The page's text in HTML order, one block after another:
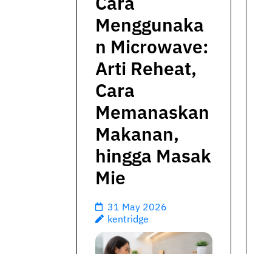
Menggunaka
n Microwave:
Arti Reheat,
Cara
Memanaskan
Makanan,
hingga Masak
Mie
31 May 2026
kentridge